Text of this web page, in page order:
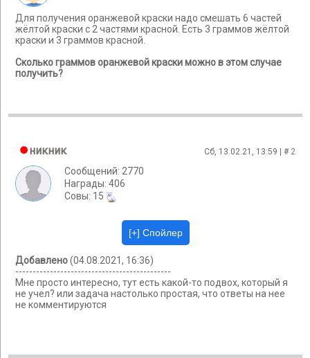
Для получения оранжевой краски надо смешать 6 частей
жёлтой краски с 2 частями красной. Есть 3 граммов жёлтой
краски и 3 граммов красной.
Сколько граммов оранжевой краски можно в этом случае
получить?
никник Сб, 13.02.21, 13:59 | # 2
Сообщений: 2770
Награды: 406
Cовы: 15
Добавлено(04.08.2021, 16:36)
---------------------------------------------
Мне просто интересно, тут есть какой-то подвох, который я
не учел? или задача настолько простая, что ответы на нее
не комментируются